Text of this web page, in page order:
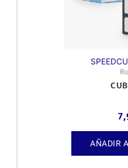
AÑADIR